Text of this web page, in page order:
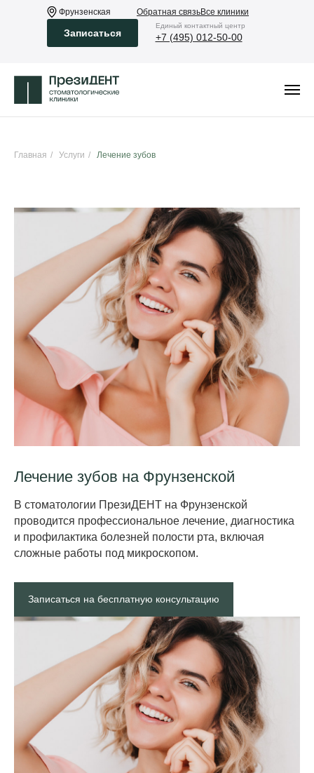
Обратная связьВсе клиники
Eдиный контактный центр
+7 (495) 012-50-00
Фрунзенская
Записаться
Главная / Услуги / Лечение зубов
Лечение зубов на Фрунзенск ой
В стоматологии ПрезиДЕНТ на Фрунзенской
проводится профессиональное лечение, диагностика
и профилактика болезней полости рта, вклю чая
сложные работы под микроскопом.
Записаться на бесплатную консультацию